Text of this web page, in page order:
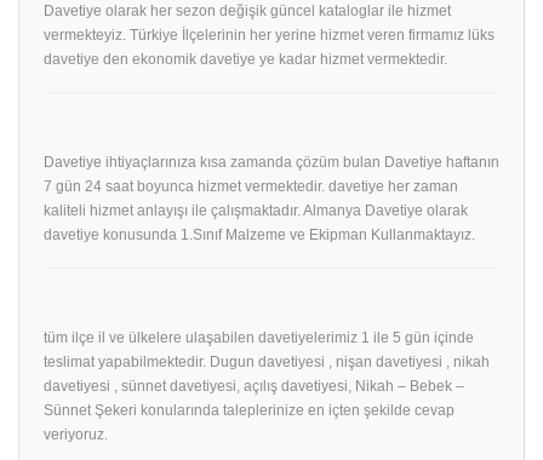
Davetiye olarak her sezon değişik güncel kataloglar ile hizmet
vermekteyiz. Türkiye İlçelerinin her yerine hizmet veren firmamız lüks
davetiye den ekonomik davetiye ye kadar hizmet vermektedir.
Davetiye ihtiyaçlarınıza kısa zamanda çözüm bulan Davetiye haftanın
7 gün 24 saat boyunca hizmet vermektedir. davetiye her zaman
kaliteli hizmet anlayışı ile çalışmaktadır. Almanya Davetiye olarak
davetiye konusunda 1.Sınıf Malzeme ve Ekipman Kullanmaktayız.
tüm ilçe il ve ülkelere ulaşabilen davetiyelerimiz 1 ile 5 gün içinde
teslimat yapabilmektedir. Dugun davetiyesi , nişan davetiyesi , nikah
davetiyesi , sünnet davetiyesi, açılış davetiyesi, Nikah – Bebek –
Sünnet Şekeri konularında taleplerinize en içten şekilde cevap
veriyoruz.